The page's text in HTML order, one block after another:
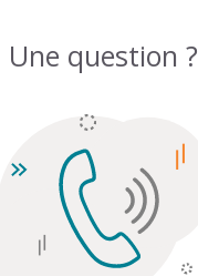
Une question ?